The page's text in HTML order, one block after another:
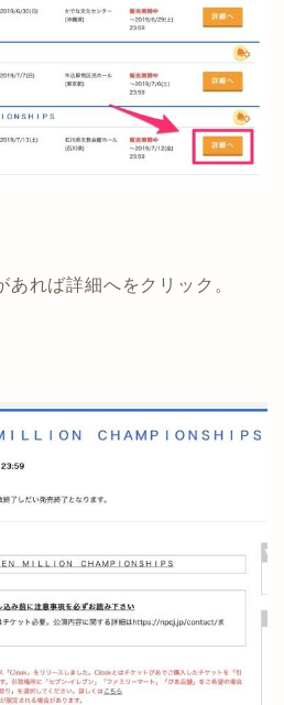
れば詳細へをクリック。